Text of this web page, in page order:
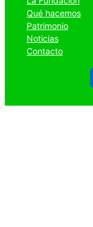
Qué hacemos
Patrimonio
Noticias
Contacto